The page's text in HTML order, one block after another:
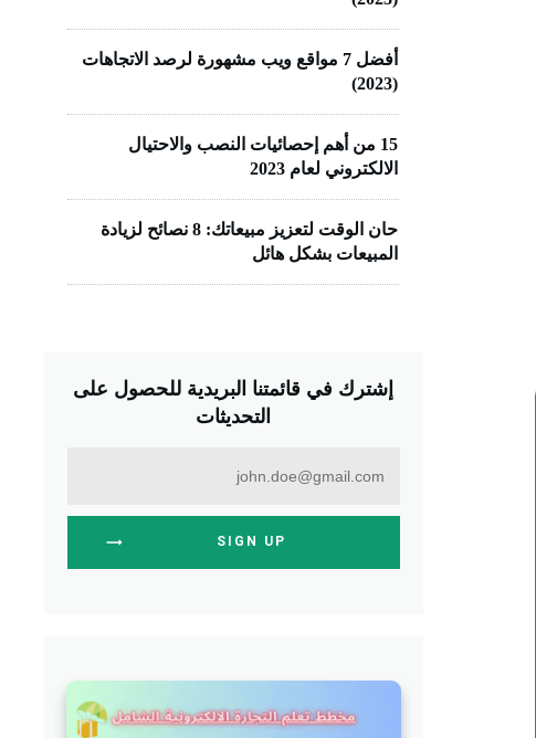
أفضل 7 مواقع ويب مشهورة لرصد الاتجاهات
(2023)
15 من أهم إحصائيات النصب والاحتيال
الالكتروني لعام 2023
حان الوقت لتعزيز مبيعاتك: 8 نصائح لزيادة
المبيعات بشكل هائل
إشترك في قائمتنا البريدية للحصول على
التحديثات
SIGN UP